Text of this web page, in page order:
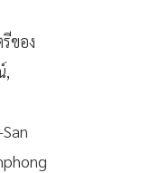
ของ
,